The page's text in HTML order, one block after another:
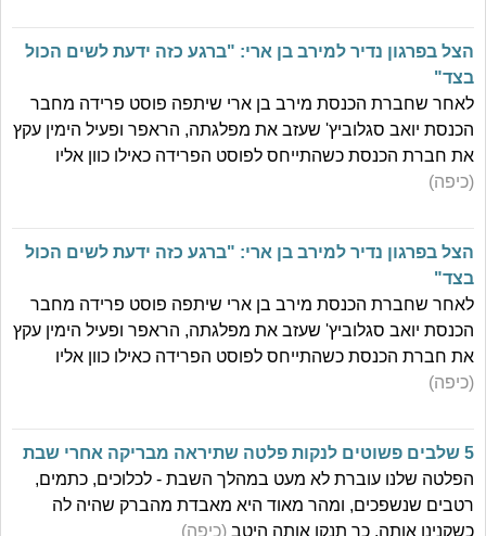
הצל בפרגון נדיר למירב בן ארי: "ברגע כזה ידעת לשים הכול
בצד"
לאחר שחברת הכנסת מירב בן ארי שיתפה פוסט פרידה מחבר
הכנסת יואב סגלוביץ' שעזב את מפלגתה, הראפר ופעיל הימין עקץ
את חברת הכנסת כשהתייחס לפוסט הפרידה כאילו כוון אליו
(כיפה)
הצל בפרגון נדיר למירב בן ארי: "ברגע כזה ידעת לשים הכול
בצד"
לאחר שחברת הכנסת מירב בן ארי שיתפה פוסט פרידה מחבר
הכנסת יואב סגלוביץ' שעזב את מפלגתה, הראפר ופעיל הימין עקץ
את חברת הכנסת כשהתייחס לפוסט הפרידה כאילו כוון אליו
(כיפה)
5 שלבים פשוטים לנקות פלטה שתיראה מבריקה אחרי שבת
הפלטה שלנו עוברת לא מעט במהלך השבת - לכלוכים, כתמים,
רטבים שנשפכים, ומהר מאוד היא מאבדת מהברק שהיה לה
כשקנינו אותה. כך תנקו אותה היטב (כיפה)